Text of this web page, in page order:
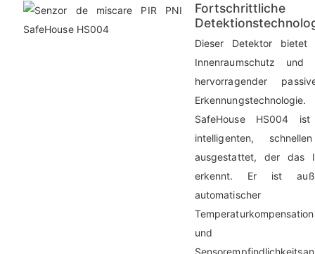
Fortschrittliche
Dieser Detektor bietet
Innenraumschutz
hervorragender
SafeHouse HS004
intelligenten,
ausgestattet, der das
erkennt. Er ist
automatischer
und